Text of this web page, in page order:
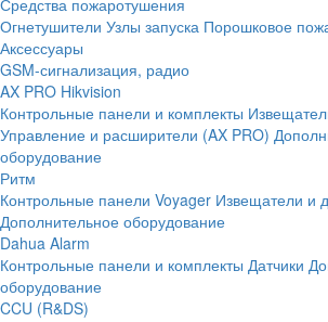
Средства пожаротушения
Огнетушители Узлы запуска Порошковое
Аксессуары
GSM-сигнализация, радио
AX PRO Hikvision
Контрольные панели и комплекты
Управление и расширители (AX PRO)
оборудование
Ритм
Контрольные панели Voyager Извещатели и
Дополнительное оборудование
Dahua Alarm
Контрольные панели и комплекты Датчики
оборудование
CCU (R&DS)